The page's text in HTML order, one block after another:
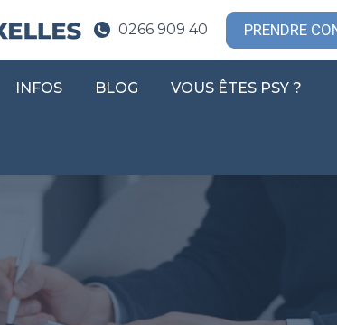
0266 909 40 PRENDRE
INFOS BLOG VOUS ÊTES PSY ?
VOTRE PSYCHOTHÉRAPIE QUI
BLOG VOUS ÊTES PSY ?